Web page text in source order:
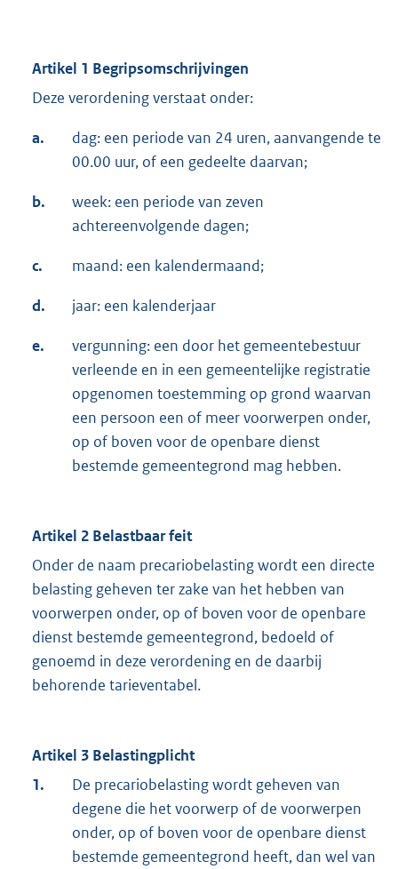
Artikel 1 Begripsomschrijvingen
Deze verordening verstaat onder:
a.
dag: een periode van 24 uren, aanvangende te
00.00 uur, of een gedeelte daarvan;
b.
week: een periode van zeven
achtereenvolgende dagen;
c. maand: een kalendermaand;
d. jaar: een kalenderjaar
e.
vergunning: een door het gemeentebestuur
verleende en in een gemeentelijke registratie
opgenomen toestemming op grond waarvan
een persoon een of meer voorwerpen onder,
op of boven voor de openbare dienst
bestemde gemeentegrond mag hebben.
Artikel 2 Belastbaar feit
Onder de naam precariobelasting wordt een directe
belasting geheven ter zake van het hebben van
voorwerpen onder, op of boven voor de openbare
dienst bestemde gemeentegrond, bedoeld of
genoemd in deze verordening en de daarbij
behorende tarieventabel.
Artikel 3 Belastingplicht
1.
De precariobelasting wordt geheven van
degene die het voorwerp of de voorwerpen
onder, op of boven voor de openbare dienst
bestemde gemeentegrond heeft, dan wel van